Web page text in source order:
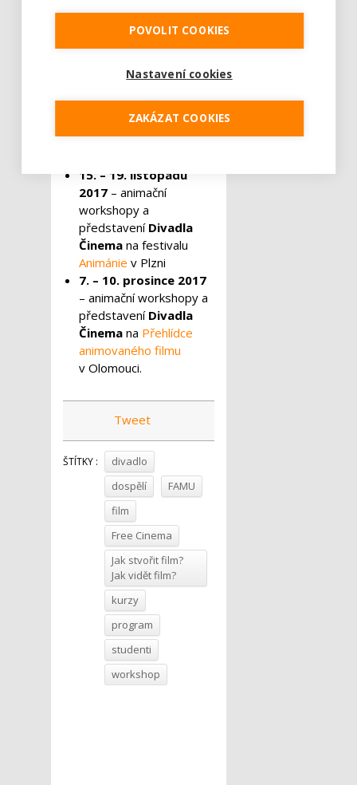
studenty na festivalu
Focus Fest v Semilech
4. – 9. listopadu 2017
– animační workshopy a
Činemana festivalu
Junior Festv několika
městech Plzeňského
15. – 19. listopadu
2017 – animační
workshopy a
představení Divadla
Činema na festivalu
Animánie v Plzni
7. – 10. prosince 2017
– animační workshopy a
představení Divadla
Činema na Přehlídce
animovaného filmu
v Olomouci.
Tweet
ŠTÍTKY :
divadlo
dospělí
FAMU
film
Free Cinema
Jak stvořit film?
Jak vidět film?
kurzy
program
studenti
workshop
POVOLIT COOKIES
Nastavení cookies
ZAKÁZAT COOKIES